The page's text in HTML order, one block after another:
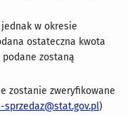
w okresie
ostateczna kwota
zostaną
zostanie zweryfikowane
sprzedaz@stat.gov.pl)